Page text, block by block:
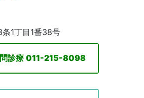
1丁目1番38号
診療 011-215-8098